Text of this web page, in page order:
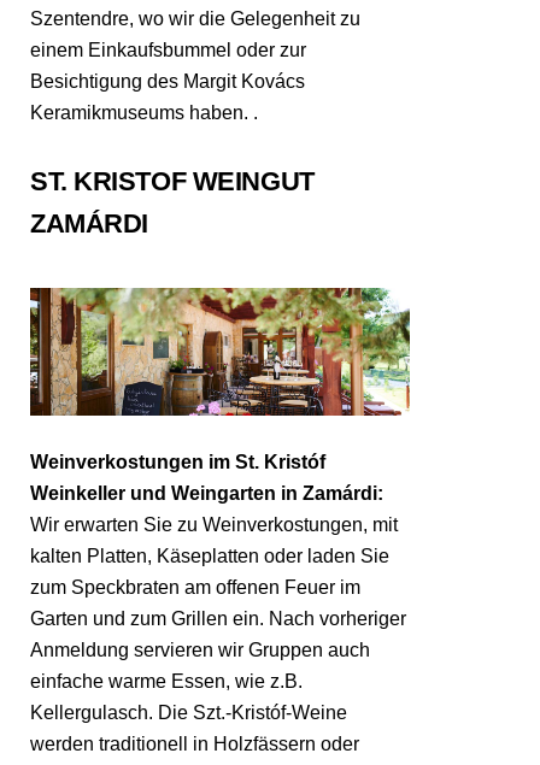
Szentendre, wo wir die Gelegenheit zu
einem Einkaufsbummel oder zur
Besichtigung des Margit Kovács
Keramikmuseums haben. .
ST. KRISTOF WEINGUT
ZAMÁRDI
Weinverkostungen im St. Kristóf
Weinkeller und Weingarten in Zamárdi:
Wir erwarten Sie zu Weinverkostungen, mit
kalten Platten, Käseplatten oder laden Sie
zum Speckbraten am offenen Feuer im
Garten und zum Grillen ein. Nach vorheriger
Anmeldung servieren wir Gruppen auch
einfache warme Essen, wie z.B.
Kellergulasch. Die Szt.-Kristóf-Weine
werden traditionell in Holzfässern oder